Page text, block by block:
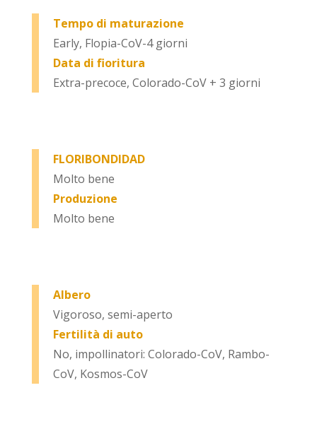
Tempo di maturazione
Early, Flopia-CoV-4 giorni
Data di fioritura
Extra-precoce, Colorado-CoV + 3 giorni
FLORIBONDIDAD
Molto bene
Produzione
Molto bene
Albero
Vigoroso, semi-aperto
Fertilità di auto
No, impollinatori: Colorado-CoV, Rambo-
CoV, Kosmos-CoV